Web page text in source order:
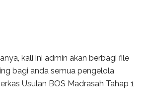
kali ini admin akan berbagi file
bagi anda semua pengelola
Usulan BOS Madrasah Tahap 1